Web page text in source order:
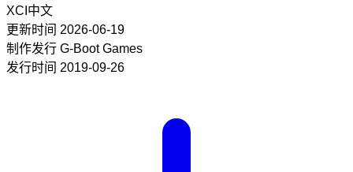
XCI 中文
更新时间 2026-06-19
制作发行 G-Boot Games
发行时间 2019-09-26